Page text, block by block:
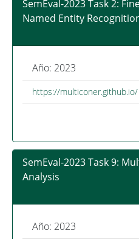
SemEval-2023 Task 2:
Named Entity
Año: 2023
https://multiconer.github.io/
SemEval-2023 Task 9:
Analysis
Año: 2023